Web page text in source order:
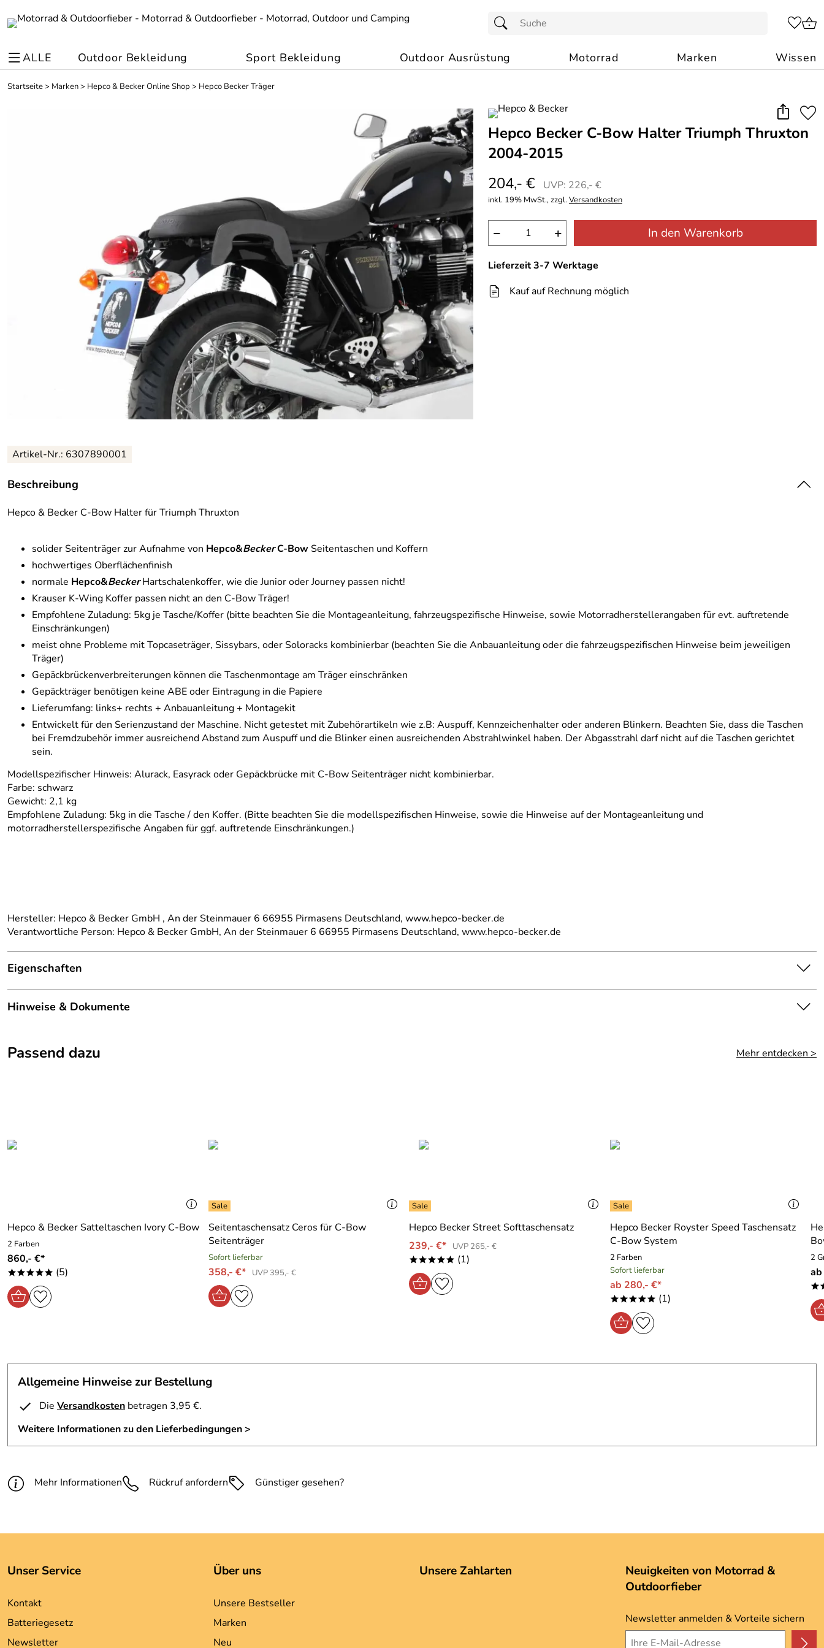
ALLE Outdoor Bekleidung Sport Bekleidung Outdoor Ausrüstung Motorrad Marken Wissen
Startseite> Marken> Hepco & Becker Online Shop > Hepco Becker Träger
Hepco Becker C-Bow Halter Triumph Thruxton
2004-2015
204,- €
UVP: 226,- €
inkl. 19% MwSt., zzgl.Versandkosten
− + In den Warenkorb
Lieferzeit 3-7 Werktage
Kauf auf Rechnung möglich
Artikel-Nr.: 6307890001
Beschreibung
Hepco & Becker C-Bow Halter für Triumph Thruxton
solider Seitenträger zur Aufnahme von Hepco&BeckerC-Bow Seitentaschen und Koffern
hochwertiges Oberflächenfinish
normale Hepco&BeckerHartschalenkoffer, wie die Junior oder Journey passen nicht!
Krauser K-Wing Koffer passen nicht an den C-Bow Träger!
Empfohlene Zuladung: 5kg je Tasche/Koffer (bitte beachten Sie die Montageanleitung, fahrzeugspezifische Hinweise, sowie Motorradherstellerangaben für evt. auftretende
Einschränkungen)
meist ohne Probleme mit Topcaseträger, Sissybars, oder Soloracks kombinierbar (beachten Sie die Anbauanleitung oder die fahrzeugspezifischen Hinweise beim jeweiligen
Träger)
Gepäckbrückenverbreiterungen können die Taschenmontage am Träger einschränken
Gepäckträger benötigen keine ABE oder Eintragung in die Papiere
Lieferumfang: links+ rechts + Anbauanleitung + Montagekit
Entwickelt für den Serienzustand der Maschine. Nicht getestet mit Zubehörartikeln wie z.B: Auspuff, Kennzeichenhalter oder anderen Blinkern. Beachten Sie, dass die Taschen
bei Fremdzubehör immer ausreichend Abstand zum Auspuff und die Blinker einen ausreichenden Abstrahlwinkel haben. Der Abgasstrahl darf nicht auf die Taschen gerichtet
sein.
Modellspezifischer Hinweis: Alurack, Easyrack oder Gepäckbrücke mit C-Bow Seitenträger nicht kombinierbar.
Farbe: schwarz
Gewicht: 2,1 kg
Empfohlene Zuladung: 5kg in die Tasche / den Koffer. (Bitte beachten Sie die modellspezifischen Hinweise, sowie die Hinweise auf der Montageanleitung und
motorradherstellerspezifische Angaben für ggf. auftretende Einschränkungen.)
Hersteller: Hepco & Becker GmbH , An der Steinmauer 6 66955 Pirmasens Deutschland, www.hepco-becker.de
Verantwortliche Person: Hepco & Becker GmbH, An der Steinmauer 6 66955 Pirmasens Deutschland, www.hepco-becker.de
Eigenschaften
Details
Kategorie:
Hinweise & Dokumente
Passend dazu Mehr entdecken >
Hepco & Becker Satteltaschen Ivory C-Bow
2 Farben
860,- €*
***** (5)
Seitentaschensatz Ceros für C-Bow
Seitenträger
Sofort lieferbar
358,- €* UVP 395,- €
Hepco Becker Street Softtaschensatz
239,- €*
UVP 265,- €
***** (1)
Hepco Becker Royster Speed Taschensatz
C-Bow System
2 Farben
Sofort lieferbar
ab 280,- €*
***** (1)
2
Allgemeine Hinweise zur Bestellung
Die Versandkosten betragen 3,95 €.
Weitere Informationen zu den Lieferbedingungen >
Mehr Informationen Rückruf anfordern Günstiger gesehen?
Unser Service
Kontakt
Batteriegesetz
Newsletter
Über uns
Unsere Bestseller
Marken
Neu
Unsere Zahlarten
Neuigkeiten von Motorrad &
Outdoorfieber
Newsletter anmelden & Vorteile sichern